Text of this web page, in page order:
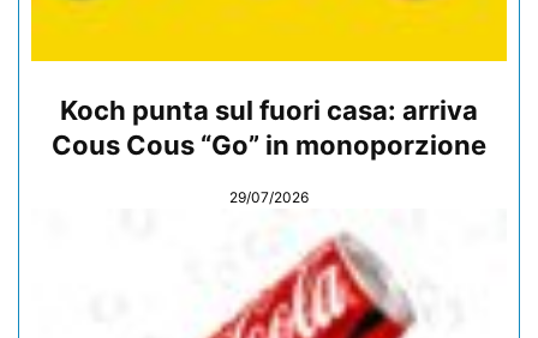
Koch punta sul fuori casa: arriva
Cous Cous “Go” in monoporzione
29/07/2026